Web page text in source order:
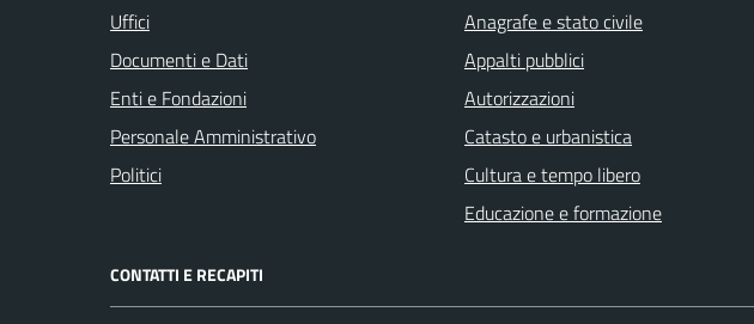
Uffici
Documenti e Dati
Enti e Fondazioni
Personale Amministrativo
Politici
Anagrafe e stato civile
Appalti pubblici
Autorizzazioni
Catasto e urbanistica
Cultura e tempo libero
Educazione e formazione
CONTATTI E RECAPITI